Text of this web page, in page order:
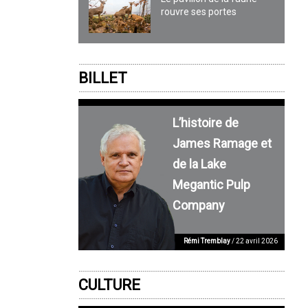
rouvre ses portes
BILLET
L’histoire de
James Ramage et
de la Lake
Megantic Pulp
Company
Rémi Tremblay/ 22 avril 2026
CULTURE